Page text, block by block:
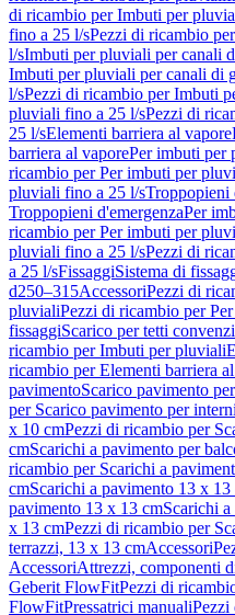
di ricambio per Imbuti per
fino a 25 l/sPezzi di ricambio
l/sImbuti per pluviali per canali
Imbuti per pluviali per canali di
l/sPezzi di ricambio per Imbuti
pluviali fino a 25 l/sPezzi di
25 l/sElementi barriera al vapore
barriera al vaporePer imbuti per
ricambio per Per imbuti per
pluviali fino a 25 l/sTroppopieni
Troppopieni d'emergenzaPer
ricambio per Per imbuti per
pluviali fino a 25 l/sPezzi di
a 25 l/sFissaggiSistema di
d250–315AccessoriPezzi di
pluvialiPezzi di ricambio per
fissaggiScarico per tetti
ricambio per Imbuti per pluviali
ricambio per Elementi barriera
pavimentoScarico pavimento
per Scarico pavimento per
x 10 cmPezzi di ricambio per
cmScarichi a pavimento per
ricambio per Scarichi a
cmScarichi a pavimento 13 x 13
pavimento 13 x 13 cmScarichi
x 13 cmPezzi di ricambio per
terrazzi, 13 x 13 cmAccessori
AccessoriAttrezzi, componenti
Geberit FlowFitPezzi di
FlowFitPressatrici manualiPezzi